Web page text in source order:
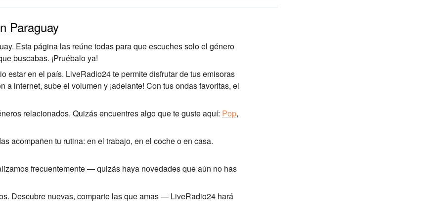
Paraguay
Esta página las reúne todas para que escuches solo el género
buscabas. ¡Pruébalo ya!
estar en el país. LiveRadio24 te permite disfrutar de tus emisoras
internet, sube el volumen y ¡adelante! Con tus ondas favoritas, el
relacionados. Quizás encuentres algo que te guste aquí: Pop,
acompañen tu rutina: en el trabajo, en el coche o en casa.
frecuentemente — quizás haya novedades que aún no has
Descubre nuevas, comparte las que amas — LiveRadio24 hará